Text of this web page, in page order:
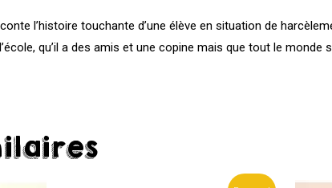
l’histoire touchante d’une élève en situation de
qu’il a des amis et une copine mais que tout le